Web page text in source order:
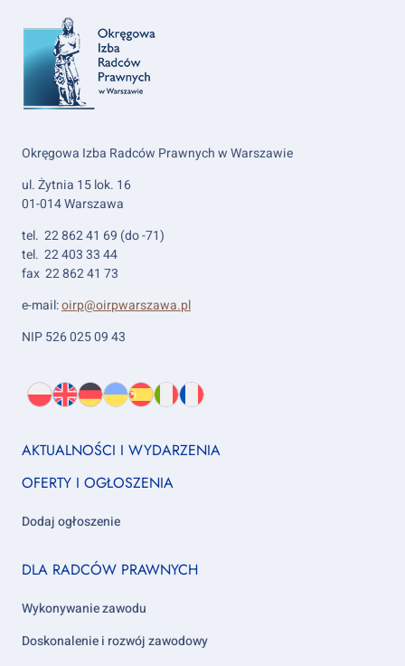
Okręgowa Izba Radców Prawnych w Warszawie
ul. Żytnia 15 lok. 16
01-014 Warszawa
tel. 22 862 41 69 (do -71)
tel. 22 403 33 44
fax 22 862 41 73
e-mail:oirp@oirpwarszawa.pl
NIP 526 025 09 43
Wybierz
język:
PL
O
EN
About
DE
About
UK
About
ES
About
IT
About
FR
About
Footer
1
AKTUALNOŚCI I WYDARZENIA
OFERTY I OGŁOSZENIA
Dodaj ogłoszenie
Footer
2
DLA RADCÓW PRAWNYCH
Wykonywanie zawodu
Doskonalenie i rozwój zawodowy